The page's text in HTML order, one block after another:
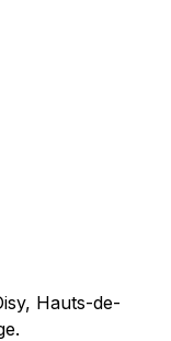
Hauts-de-